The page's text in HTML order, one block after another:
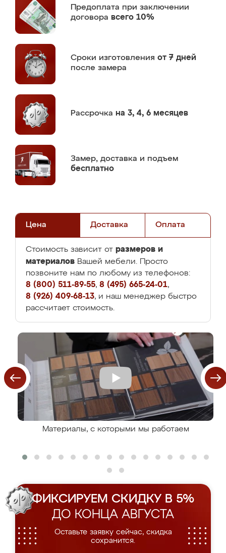
Предоплата при заключении
договора всего 10%
Сроки изготовления от 7 дней
после замера
Рассрочка на 3, 4, 6 месяцев
Замер, доставка и подъем
бесплатно
Цена Доставка Оплата
Стоимость зависит от размеров и
материалов Вашей мебели. Просто
позвоните нам по любому из телефонов:
8 (800) 511-89-55, 8 (495) 665-24-01,
8 (926) 409-68-13, и наш менеджер быстро
рассчитает стоимость.
Материалы, с которыми мы работаем
ФИКСИРУЕМ СКИДКУ В 5%
ДО КОНЦА АВГУСТА
Оставьте заявку сейчас, скидка
сохранится.